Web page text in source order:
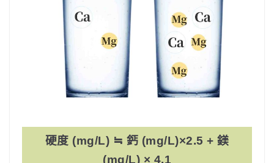
硬度 (mg/L) ≒ 鈣 (mg/L)×2.5 + 鎂
(mg/L) × 4.1